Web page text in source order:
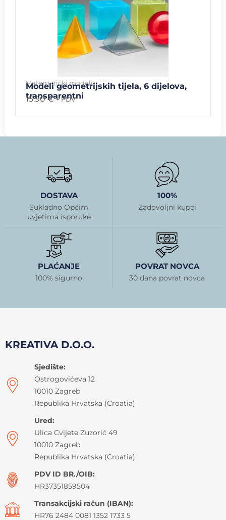
Matematički modeli
Modeli geometrijskih tijela, 6 dijelova,
transparentni
15.90€ + PDV
DOSTAVA
Sukladno Općim
uvjetima isporuke
100%
Zadovoljni kupci
PLAĆANJE
100% sigurno
POVRAT NOVCA
30 dana povrat novca
KREATIVA D.O.O.
Sjedište:
Ostrogovićeva 12
10010 Zagreb
Republika Hrvatska (Croatia)
Ured:
Ulica Cvijete Zuzorić 49
10010 Zagreb
Republika Hrvatska (Croatia)
PDV ID BR./OIB:
HR37351859504
Transakcijski račun (IBAN):
HR76 2484 0081 1352 1733 5